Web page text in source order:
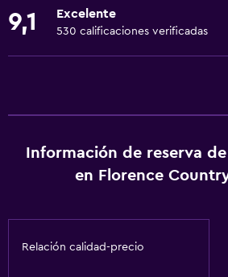
Toallas
Aire acondicionado
Baño
Ducha
9,1 Excelente
530 calificaciones verificadas
Información de reserva
en Florence
Relación calidad-precio